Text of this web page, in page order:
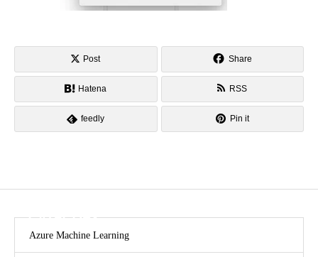
Post Share
Hatena RSS
feedly Pin it
CATEGORY
Azure Machine Learning